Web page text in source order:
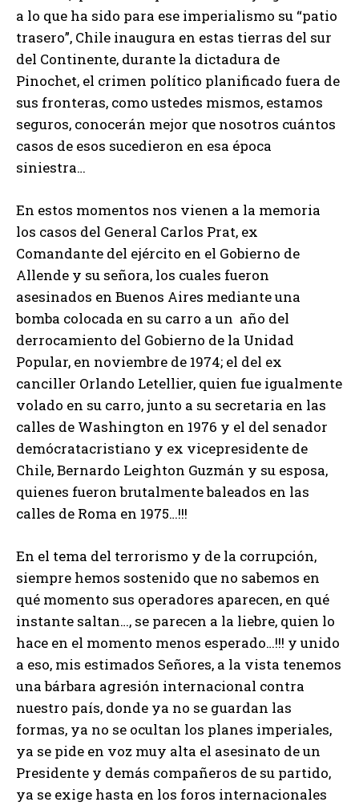
a lo que ha sido para ese imperialismo su “patio
trasero”, Chile inaugura en estas tierras del sur
del Continente, durante la dictadura de
Pinochet, el crimen político planificado fuera de
sus fronteras, como ustedes mismos, estamos
seguros, conocerán mejor que nosotros cuántos
casos de esos sucedieron en esa época
siniestra…
En estos momentos nos vienen a la memoria
los casos del General Carlos Prat, ex
Comandante del ejército en el Gobierno de
Allende y su señora, los cuales fueron
asesinados en Buenos Aires mediante una
bomba colocada en su carro a un año del
derrocamiento del Gobierno de la Unidad
Popular, en noviembre de 1974; el del ex
canciller Orlando Letellier, quien fue igualmente
volado en su carro, junto a su secretaria en las
calles de Washington en 1976 y el del senador
demócratacristiano y ex vicepresidente de
Chile, Bernardo Leighton Guzmán y su esposa,
quienes fueron brutalmente baleados en las
calles de Roma en 1975…!!!
En el tema del terrorismo y de la corrupción,
siempre hemos sostenido que no sabemos en
qué momento sus operadores aparecen, en qué
instante saltan…, se parecen a la liebre, quien lo
hace en el momento menos esperado…!!! y unido
a eso, mis estimados Señores, a la vista tenemos
una bárbara agresión internacional contra
nuestro país, donde ya no se guardan las
formas, ya no se ocultan los planes imperiales,
ya se pide en voz muy alta el asesinato de un
Presidente y demás compañeros de su partido,
ya se exige hasta en los foros internacionales